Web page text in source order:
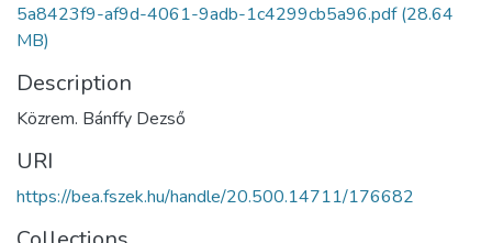
5a8423f9-af9d-4061-9adb-1c4299cb5a96.pdf(28.64
MB)
Description
Közrem. Bánffy Dezső
URI
https://bea.fszek.hu/handle/20.500.14711/176682